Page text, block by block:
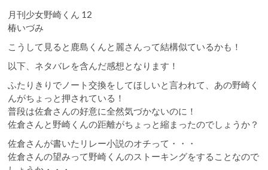
月刊少女野崎くん 12
椿いづみ
こうして見ると鹿島くんと麗さんって結構似ているかも！
以下、ネタバレを含んだ感想となります！
ふたりきりでノート交換をしてほしいと言われて、あの野崎く
んがちょっと押されている！
普段は佐倉さんの好意に全然気づかないのに！
佐倉さんと野崎くんの距離がちょっと縮まったのでしょうか？
佐倉さんが書いたリレー小説のオチって・・・
佐倉さんの望みって野崎くんのストーキングをすることなので